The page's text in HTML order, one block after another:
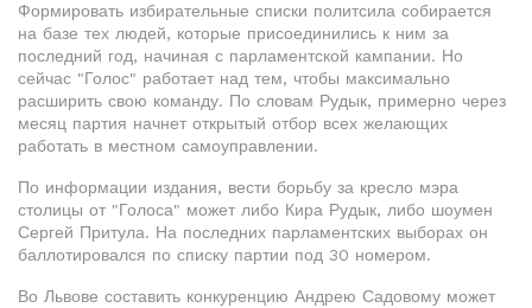
Формировать избирательные списки политсила собирается
на базе тех людей, которые присоединились к ним за
последний год, начиная с парламентской кампании. Но
сейчас "Голос" работает над тем, чтобы максимально
расширить свою команду. По словам Рудык, примерно через
месяц партия начнет открытый отбор всех желающих
работать в местном самоуправлении.
По информации издания, вести борьбу за кресло мэра
столицы от "Голоса" может либо Кира Рудык, либо шоумен
Сергей Притула. На последних парламентских выборах он
баллотировался по списку партии под 30 номером.
Во Львове составить конкуренцию Андрею Садовому может